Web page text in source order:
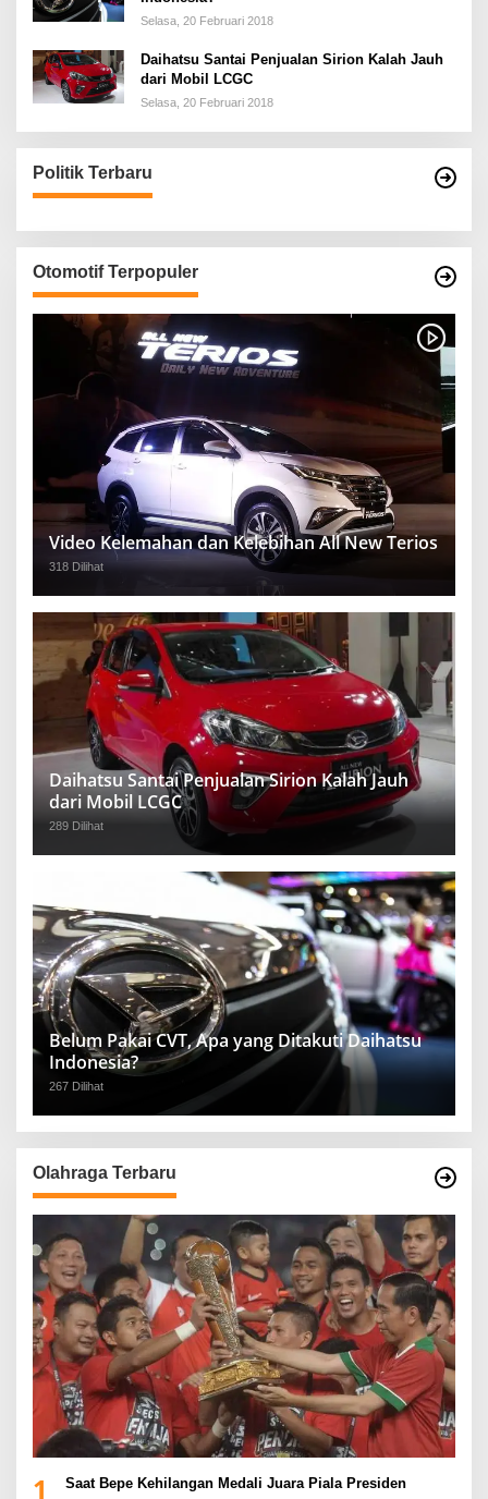
Selasa, 20 Februari 2018
Daihatsu Santai Penjualan Sirion Kalah Jauh
dari Mobil LCGC
Selasa, 20 Februari 2018
Politik Terbaru
Otomotif Terpopuler
Video Kelemahan dan Kelebihan All New Terios
318 Dilihat
Daihatsu Santai Penjualan Sirion Kalah Jauh
dari Mobil LCGC
289 Dilihat
Belum Pakai CVT, Apa yang Ditakuti Daihatsu
Indonesia?
267 Dilihat
Olahraga Terbaru
1 Saat Bepe Kehilangan Medali Juara Piala Presiden